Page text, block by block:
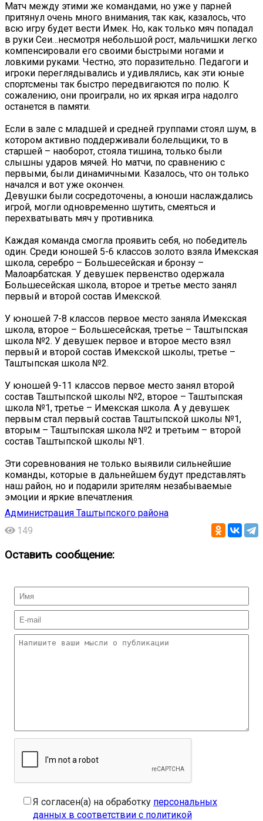
Матч между этими же командами, но уже у парней
притянул очень много внимания, так как, казалось, что
всю игру будет вести Имек. Но, как только мяч попадал
в руки Сеи…несмотря небольшой рост, мальчишки легко
компенсировали его своими быстрыми ногами и
ловкими руками. Честно, это поразительно. Педагоги и
игроки переглядывались и удивлялись, как эти юные
спортсмены так быстро передвигаются по полю. К
сожалению, они проиграли, но их яркая игра надолго
останется в памяти.
Если в зале с младшей и средней группами стоял шум, в
котором активно поддерживали болельщики, то в
старшей – наоборот, стояла тишина, только были
слышны ударов мячей. Но матчи, по сравнению с
первыми, были динамичными. Казалось, что он только
начался и вот уже окончен.
Девушки были сосредоточены, а юноши наслаждались
игрой, могли одновременно шутить, смеяться и
перехватывать мяч у противника.
Каждая команда смогла проявить себя, но победитель
один. Среди юношей 5-6 классов золото взяла Имекская
школа, серебро – Большесейская и бронзу –
Малоарбатская. У девушек первенство одержала
Большесейская школа, второе и третье место занял
первый и второй состав Имекской.
У юношей 7-8 классов первое место заняла Имекская
школа, второе – Большесейская, третье – Таштыпская
школа №2. У девушек первое и второе место взял
первый и второй состав Имекской школы, третье –
Таштыпская школа №2.
У юношей 9-11 классов первое место занял второй
состав Таштыпской школы №2, второе – Таштыпская
школа №1, третье – Имекская школа. А у девушек
первым стал первый состав Таштыпской школы №1,
вторым – Таштыпская школа №2 и третьим – второй
состав Таштыпской школы №1.
Эти соревнования не только выявили сильнейшие
команды, которые в дальнейшем будут представлять
наш район, но и подарили зрителям незабываемые
эмоции и яркие впечатления.
Администрация Таштыпского района
149
Оставить сообщение:
Я согласен(а) на обработку персональных
данных в соответствии с политикой